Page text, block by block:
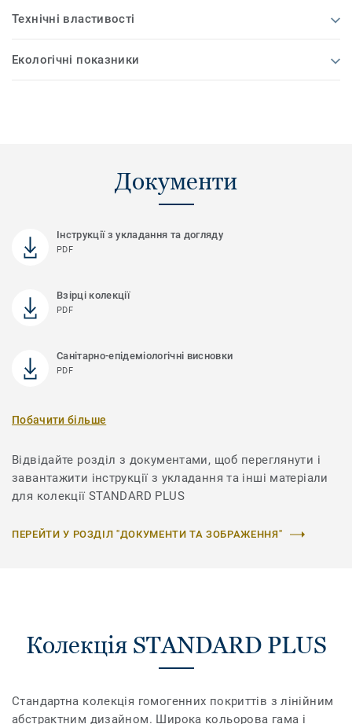
Технічні властивості
Екологічні показники
Документи
Інструкції з укладання та догляду
PDF
Взірці колекції
PDF
Санітарно-епідеміологічні висновки
PDF
Побачити більше
Відвідайте розділ з документами, щоб переглянути і
завантажити інструкції з укладання та інші матеріали
для колекції STANDARD PLUS
ПЕРЕЙТИ У РОЗДІЛ "ДОКУМЕНТИ ТА ЗОБРАЖЕННЯ"
Колекція STANDARD PLUS
Стандартна колекція гомогенних покриттів з лінійним
абстрактним дизайном. Широка кольорова гама і